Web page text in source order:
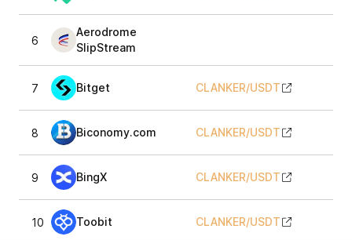
6
Aerodrome
SlipStream
7 Bitget CLANKER/USDT
8 Biconomy.com CLANKER/USDT
9 BingX CLANKER/USDT
10 Toobit CLANKER/USDT